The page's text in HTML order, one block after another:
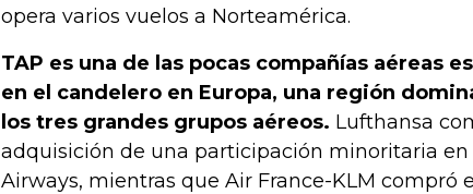
opera varios vuelos a Norteamérica.
TAP es una de las pocas compañías aéreas
en el candelero en Europa, una región
los tres grandes grupos aéreos. Lufthansa
adquisición de una participación minoritaria
Airways, mientras que Air France-KLM compró